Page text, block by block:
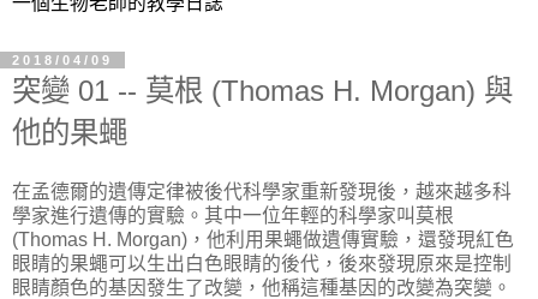
2018/04/09
突變 01 -- 莫根 (Thomas H. Morgan) 與
他的果蠅
在孟德爾的遺傳定律被後代科學家重新發現後，越來越多科
學家進行遺傳的實驗。其中一位年輕的科學家叫莫根
(Thomas H. Morgan)，他利用果蠅做遺傳實驗，還發現紅色
眼睛的果蠅可以生出白色眼睛的後代，後來發現原來是控制
眼睛顏色的基因發生了改變，他稱這種基因的改變為突變。